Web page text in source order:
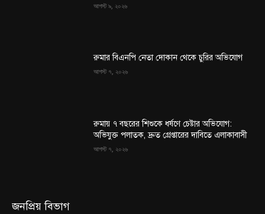
আগস্ট ৯, ২০২৬
রুমার বিএনপি নেতা দোকান থেকে চুরির অভিযোগ
আগস্ট ৭, ২০২৬
রুমায় ৭ বছরের শিশুকে ধর্ষণে চেষ্টার অভিযোগ:
অভিযুক্ত পলাতক, দ্রুত গ্রেপ্তারের দাবিতে এলাকাবাসী
আগস্ট ৭, ২০২৬
জনপ্রিয় বিভাগ